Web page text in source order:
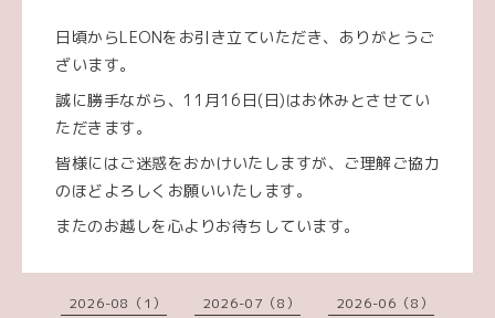
日頃からLEONをお引き立ていただき、ありがとうご
ざいます。
誠に勝手ながら、11月16日(日)はお休みとさせてい
ただきます。
皆様にはご迷惑をおかけいたしますが、ご理解ご協力
のほどよろしくお願いいたします。
またのお越しを心よりお待ちしています。
2026-08（1） 2026-07（8） 2026-06（8）